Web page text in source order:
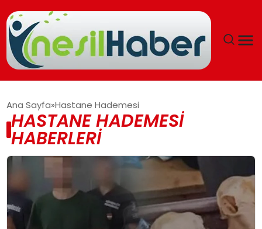
GÜNCEL
YAŞAM
EĞITIM
SOSYAL HABER
Ana Sayfa Hastane Hademesi
HASTANE HADEMESI
HABERLERI